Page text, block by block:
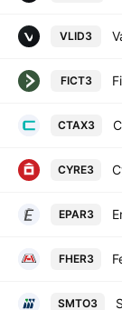
VLID3
FICT3
CTAX3
CYRE3
EPAR3
FHER3
SMTO3